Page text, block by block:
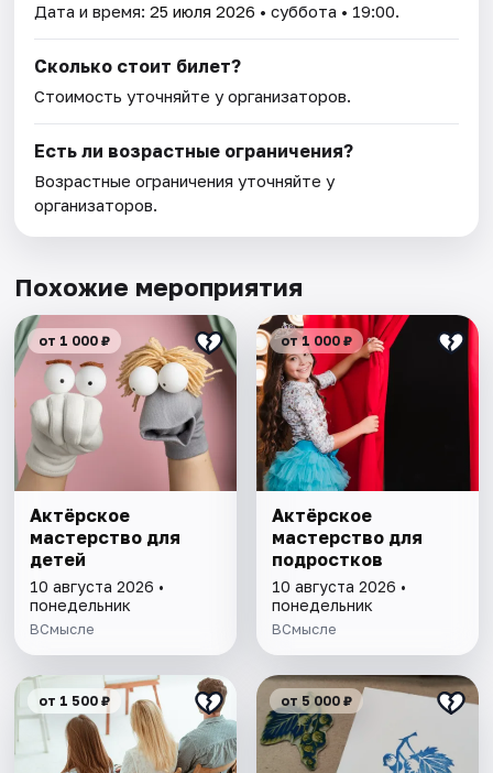
Дата и время:25 июля 2026 • суббота • 19:00.
Сколько стоит билет?
Стоимость уточняйте у организаторов.
Есть ли возрастные ограничения?
Возрастные ограничения уточняйте у
организаторов.
Похожие мероприятия
от 1 000 ₽
Актёрское
мастерство для
детей
10 августа 2026 •
понедельник
ВСмысле
от 1 000 ₽
Актёрское
мастерство для
подростков
10 августа 2026 •
понедельник
ВСмысле
от 1 500 ₽ от 5 000 ₽